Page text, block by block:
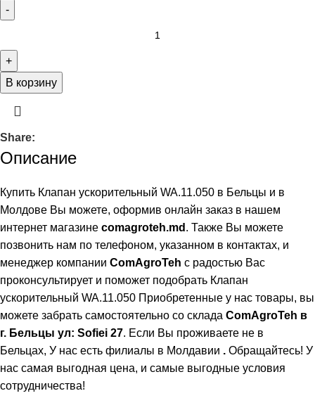
В корзину
Share:
Описание
Купить Клапан ускорительный WA.11.050 в Бельцы и в
Молдове Вы можете, оформив онлайн заказ в нашем
интернет магазине comagroteh.md . Также Вы можете
позвонить нам по телефоном, указанном в контактах, и
менеджер компании ComAgroTeh с радостью Вас
проконсультирует и поможет подобрать Клапан
ускорительный WA.11.050 Приобретенные у нас товары, вы
можете забрать самостоятельно со склада ComAgroTeh в
г. Бельцы ул: Sofiei 27. Если Вы проживаете не в
Бельцах, У нас есть филиалы в Молдавии . Обращайтесь! У
нас самая выгодная цена, и самые выгодные условия
сотрудничества!